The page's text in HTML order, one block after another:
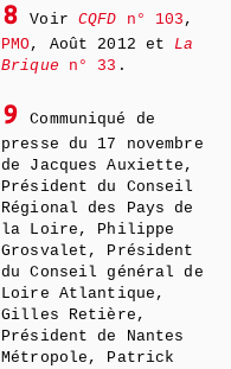
8 Voir CQFD n° 103 ,
PMO, Août 2012 et La
Brique n° 33 .
9
Communiqué de
presse du 17 novembre
de Jacques Auxiette,
Président du Conseil
Régional des Pays de
la Loire, Philippe
Grosvalet, Président
du Conseil général de
Loire Atlantique,
Gilles Retière,
Président de Nantes
Métropole, Patrick